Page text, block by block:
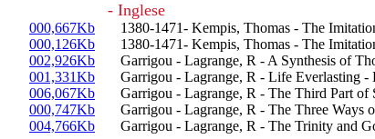
- Inglese
000,667Kb 1380-1471- Kempis, Thomas - The
000,126Kb 1380-1471- Kempis, Thomas - The
002,926Kb Garrigou - Lagrange, R - A Synthesis of
001,331Kb Garrigou - Lagrange, R - Life Everlasting -
006,067Kb Garrigou - Lagrange, R - The Third Part of
000,747Kb Garrigou - Lagrange, R - The Three Ways
004,766Kb Garrigou - Lagrange, R - The Trinity and